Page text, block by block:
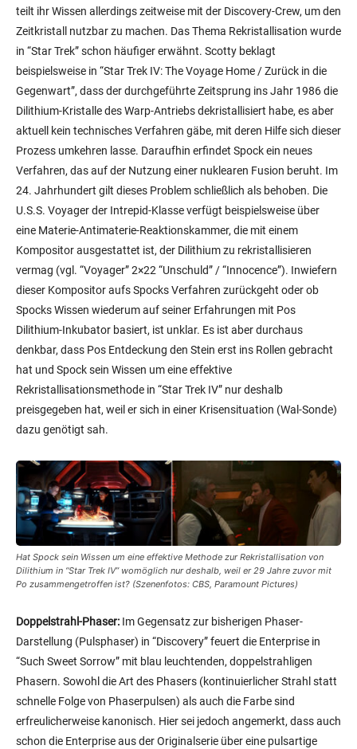
teilt ihr Wissen allerdings zeitweise mit der Discovery-Crew, um den
Zeitkristall nutzbar zu machen. Das Thema Rekristallisation wurde
in “Star Trek” schon häufiger erwähnt. Scotty beklagt
beispielsweise in “Star Trek IV: The Voyage Home / Zurück in die
Gegenwart”, dass der durchgeführte Zeitsprung ins Jahr 1986 die
Dilithium-Kristalle des Warp-Antriebs dekristallisiert habe, es aber
aktuell kein technisches Verfahren gäbe, mit deren Hilfe sich dieser
Prozess umkehren lasse. Daraufhin erfindet Spock ein neues
Verfahren, das auf der Nutzung einer nuklearen Fusion beruht. Im
24. Jahrhundert gilt dieses Problem schließlich als behoben. Die
U.S.S. Voyager der Intrepid-Klasse verfügt beispielsweise über
eine Materie-Antimaterie-Reaktionskammer, die mit einem
Kompositor ausgestattet ist, der Dilithium zu rekristallisieren
vermag (vgl. “Voyager” 2×22 “Unschuld” / “Innocence”). Inwiefern
dieser Kompositor aufs Spocks Verfahren zurückgeht oder ob
Spocks Wissen wiederum auf seiner Erfahrungen mit Pos
Dilithium-Inkubator basiert, ist unklar. Es ist aber durchaus
denkbar, dass Pos Entdeckung den Stein erst ins Rollen gebracht
hat und Spock sein Wissen um eine effektive
Rekristallisationsmethode in “Star Trek IV” nur deshalb
preisgegeben hat, weil er sich in einer Krisensituation (Wal-Sonde)
dazu genötigt sah.
Hat Spock sein Wissen um eine effektive Methode zur Rekristallisation von
Dilithium in “Star Trek IV” womöglich nur deshalb, weil er 29 Jahre zuvor mit
Po zusammengetroffen ist? (Szenenfotos: CBS, Paramount Pictures)
Doppelstrahl-Phaser: Im Gegensatz zur bisherigen Phaser-
Darstellung (Pulsphaser) in “Discovery” feuert die Enterprise in
“Such Sweet Sorrow” mit blau leuchtenden, doppelstrahligen
Phasern. Sowohl die Art des Phasers (kontinuierlicher Strahl statt
schnelle Folge von Phaserpulsen) als auch die Farbe sind
erfreulicherweise kanonisch. Hier sei jedoch angemerkt, dass auch
schon die Enterprise aus der Originalserie über eine pulsartige